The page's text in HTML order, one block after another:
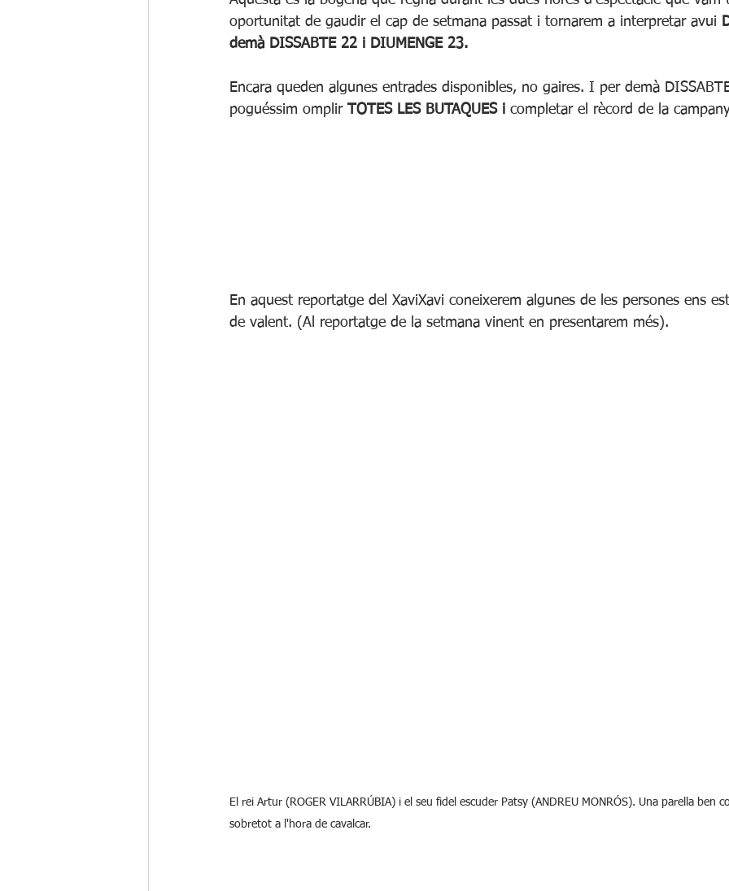
oportunitat de gaudir el cap de setmana passat i tornarem a interpretar avui
demà DISSABTE 22 i DIUMENGE 23.
Encara queden algunes entrades disponibles, no gaires. I per demà
poguéssim omplir TOTES LES BUTAQUES i completar el rècord de la
En aquest reportatge del XaviXavi coneixerem algunes de les persones ens
de valent. (Al reportatge de la setmana vinent en presentarem més).
El rei Artur (ROGER VILARRÚBIA) i el seu fidel escuder Patsy (ANDREU MONRÓS). Una parella ben
sobretot a l'hora de cavalcar.